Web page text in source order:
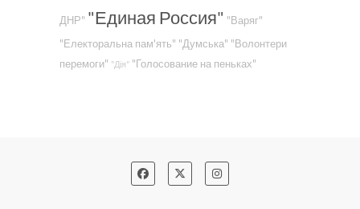
ДНР" "Единая Россия" "Варяг"
"Електоральна пам'ять" "Думська" "Волонтери
перемоги" "Дія" "Голосование на пеньках"